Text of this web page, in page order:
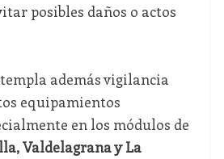
posibles daños o actos
además vigilancia
equipamientos
en los módulos de
Valdelagrana y La